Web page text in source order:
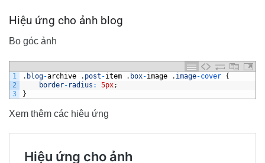
Hiệu ứng cho ảnh blog
Bo góc ảnh
1
2
3
. blog-archive . post -item . box-image . image-cover {
border- radius : 5px;
}
Xem thêm các hiêu ứng